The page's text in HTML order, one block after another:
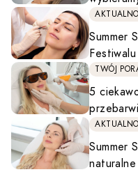
Summer
TWÓJ
5
Summer